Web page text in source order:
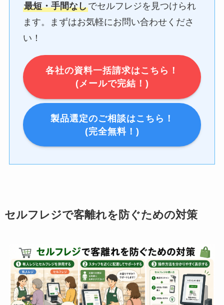
最短・手間なしでセルフレジを見つけられ
ます。まずはお気軽にお問い合わせくださ
い！
各社の資料一括請求はこちら！
(メールで完結！)
製品選定のご相談はこちら！
(完全無料！)
セルフレジで客離れを防ぐための対策